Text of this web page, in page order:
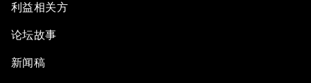
利益相关方
论坛故事
新闻稿